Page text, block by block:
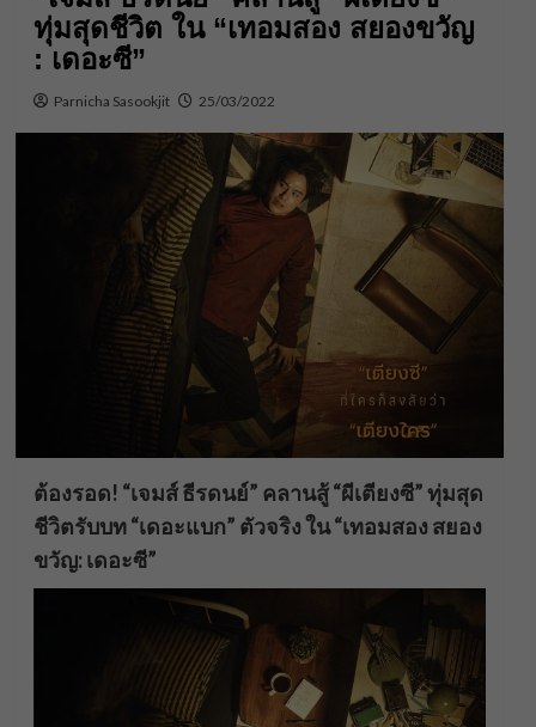
ทุ่มสุดชีวิต ใน “เทอมสอง สยองขวัญ
: เดอะซี”
Parnicha Sasookjit 25/03/2022
ต้องรอด! “เจมส์ ธีรดนย์” คลานสู้ “ผีเตียงซี”ทุ่มสุด
ชีวิตรับบท “เดอะแบก” ตัวจริงใน “เทอมสอง สยอง
ขวัญ: เดอะซี”